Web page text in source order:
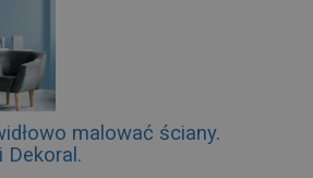
malować ściany.
Dekoral.